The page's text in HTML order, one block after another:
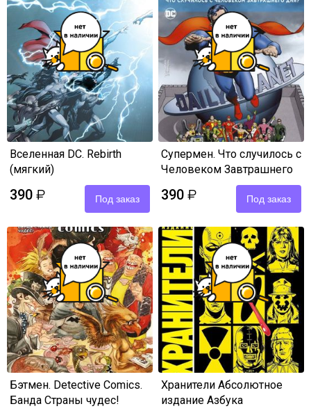
Вселенная DC. Rebirth
(мягкий)
390 ₽ Под заказ
Супермен. Что случилось с
Человеком Завтрашнего
390 ₽ Под заказ
Бэтмен. Detective Comics.
Банда Страны чудес!
Хранители Абсолютное
издание Азбука